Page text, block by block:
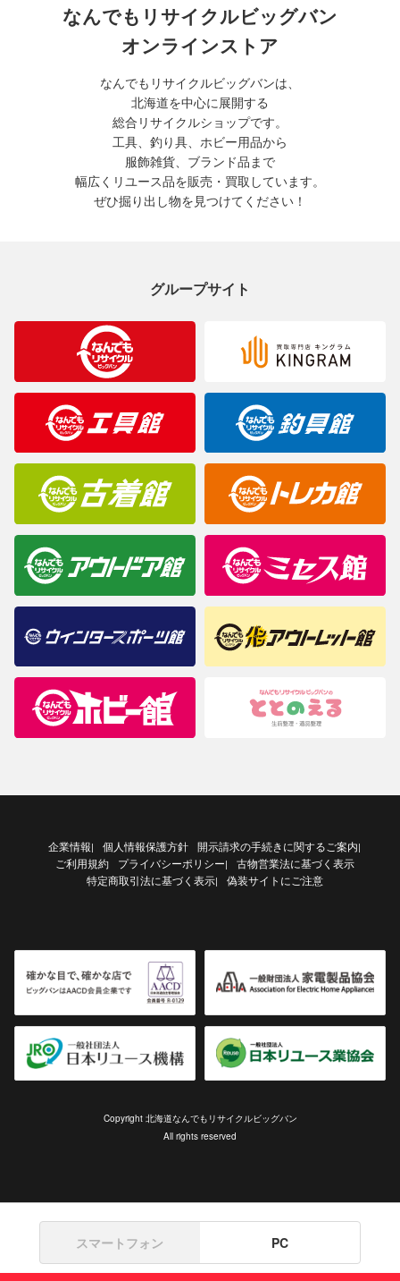
なんでもリサイクルビッグバン
オンラインストア
なんでもリサイクルビッグバンは、
北海道を中心に展開する
総合リサイクルショップです。
工具、釣り具、ホビー用品から
服飾雑貨、ブランド品まで
幅広くリユース品を販売・買取しています。
ぜひ掘り出し物を見つけてください！
グループサイト
企業情報| 個人情報保護方針 開示請求の手続きに関するご案内|
ご利用規約 プライバシーポリシー|
古物営業法に基づく表示
特定商取引法に基づく表示| 偽装サイトにご注意
Copyright 北海道なんでもリサイクルビッグバン
All rights reserved
スマートフォン PC